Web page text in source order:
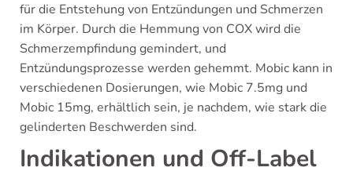
für die Entstehung von Entzündungen und Schmerzen
im Körper. Durch die Hemmung von COX wird die
Schmerzempfindung gemindert, und
Entzündungsprozesse werden gehemmt. Mobic kann in
verschiedenen Dosierungen, wie Mobic 7.5mg und
Mobic 15mg, erhältlich sein, je nachdem, wie stark die
gelinderten Beschwerden sind.
Indikationen und Off-Label